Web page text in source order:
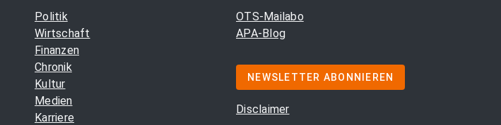
Politik
Wirtschaft
Finanzen
Chronik
Kultur
Medien
Karriere
OTS-Mailabo
APA-Blog
NEWSLETTER ABONNIEREN
Disclaimer